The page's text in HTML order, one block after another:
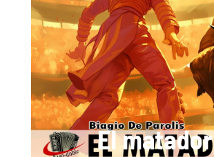
El matador